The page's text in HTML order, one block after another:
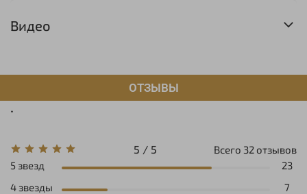
Видео
ОТЗЫВЫ
.
5 / 5 Всего 32 отзывов
5 звезд
23
4 звезды
7